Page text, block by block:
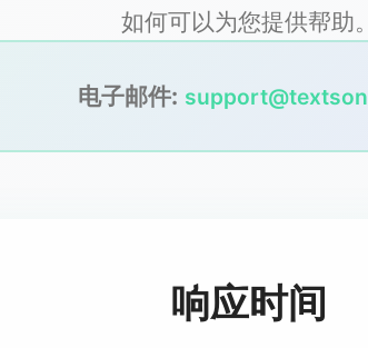
如何可以为您提供帮助。
电子邮件:
响应时间